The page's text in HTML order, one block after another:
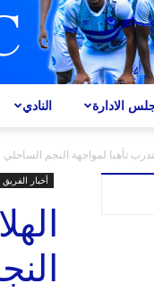
النادي الادارة
تأهبا لمواجهة النجم الساحلي
أخبار الفريق